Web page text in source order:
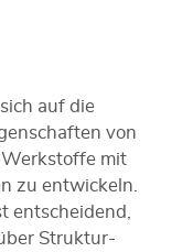
auf die
von
mit
zu entwickeln.
entscheidend,
Struktur-